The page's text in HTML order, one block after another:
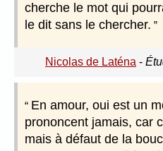
cherche le mot qui
le dit sans le chercher.
Nicolas de Laténa -
En amour, oui est un
prononcent jamais, car
mais à défaut de la